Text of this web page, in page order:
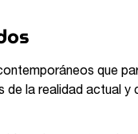
que
la realidad actual y